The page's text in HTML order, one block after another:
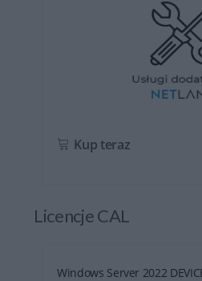
Kup teraz
Licencje CAL
Windows Server 2022